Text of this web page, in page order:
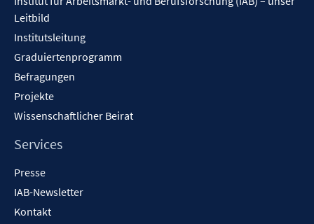
Leitbild
Institutsleitung
Graduiertenprogramm
Befragungen
Projekte
Wissenschaftlicher Beirat
Services
Presse
IAB-Newsletter
Kontakt